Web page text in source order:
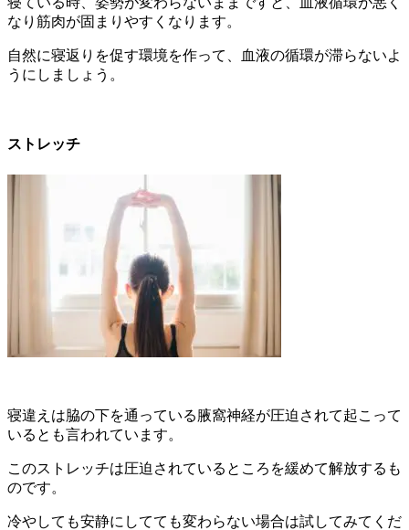
なり筋肉が固まりやすくなります。
自然に寝返りを促す環境を作って、血液の循環が滞らないよ
うにしましょう。
ストレッチ
寝違えは脇の下を通っている腋窩神経が圧迫されて起こって
いるとも言われています。
このストレッチは圧迫されているところを緩めて解放するも
のです。
冷やしても安静にしてても変わらない場合は試してみてくだ